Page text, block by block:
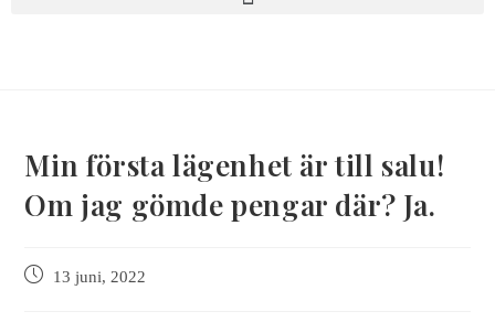
Min första lägenhet är till salu!
Om jag gömde pengar där? Ja.
13 juni, 2022